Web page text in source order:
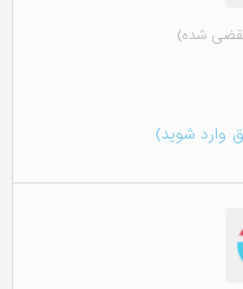
شده)
وارد شوید)